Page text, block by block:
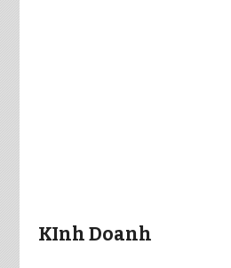
KInh Doanh